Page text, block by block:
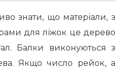
знати, що матеріали, з
для ліжок це дерево
Балки виконуються з
Якщо число рейок, а